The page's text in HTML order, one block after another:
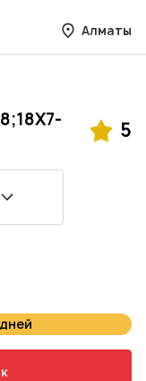
Алматы
5